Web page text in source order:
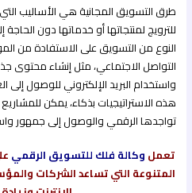
طرق التسويق المجانية هي الأساليب
للترويج لمنتجاتها أو خدماتها دون
النوع من التسويق على الاستفادة من
التواصل الاجتماعي، مثل إنشاء محتوى
واستخدام البريد الإلكتروني للوصول إلى
هذه الاستراتيجيات بذكاء، يمكن
تواجدها الرقمي والوصول إلى جمهور
تعمل وكالة فلك للتسويق الرقمي
المتنوعة التي تساعد الشركات